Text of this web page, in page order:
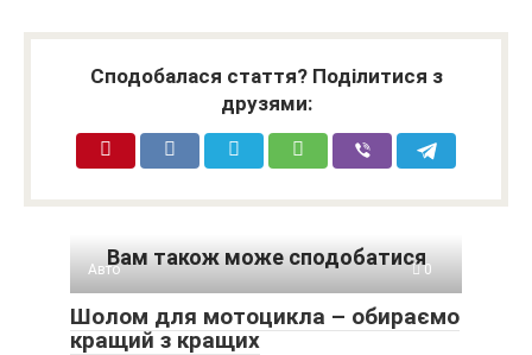
Сподобалася стаття? Поділитися з
друзями:
Вам також може сподобатися
Авто 0
Шолом для мотоцикла – обираємо
кращий з кращих